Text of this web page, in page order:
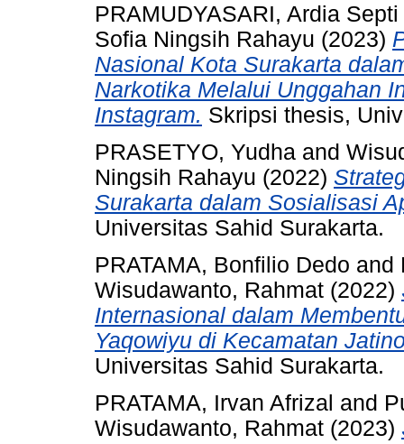
PRAMUDYASARI, Ardia Septi
Sofia Ningsih Rahayu (2023)
Nasional Kota Surakarta
Narkotika Melalui Unggahan
Instagram. Skripsi thesis,
PRASETYO, Yudha and
Ningsih Rahayu (2022)
Surakarta dalam Sosialisasi
Universitas Sahid Surakarta.
PRATAMA, Bonfilio Dedo and
Wisudawanto, Rahmat (2022)
Internasional dalam
Yaqowiyu di Kecamatan
Universitas Sahid Surakarta.
PRATAMA, Irvan Afrizal and
Wisudawanto, Rahmat (2023)